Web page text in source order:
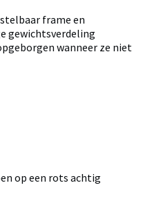
frame en
gewichtsverdeling
wanneer ze niet
op een rots achtig